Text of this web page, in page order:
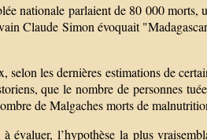
nationale parlaient de 80 000
Claude Simon évoquait
selon les dernières estimations de
que le nombre de personnes
de Malgaches morts de
évaluer, l’hypothèse la plus